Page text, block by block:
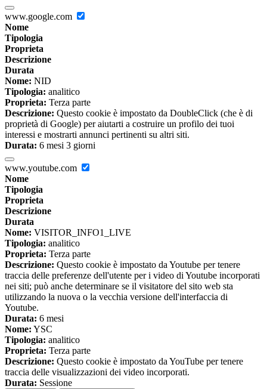
www.google.com
Nome
Tipologia
Proprieta
Descrizione
Durata
Nome: NID
Tipologia: analitico
Proprieta: Terza parte
Descrizione: Questo cookie è impostato da DoubleClick (che è di
proprietà di Google) per aiutarti a costruire un profilo dei tuoi
interessi e mostrarti annunci pertinenti su altri siti.
Durata: 6 mesi 3 giorni
www.youtube.com
Nome
Tipologia
Proprieta
Descrizione
Durata
Nome: VISITOR_INFO1_LIVE
Tipologia: analitico
Proprieta: Terza parte
Descrizione: Questo cookie è impostato da Youtube per tenere
traccia delle preferenze dell'utente per i video di Youtube incorporati
nei siti; può anche determinare se il visitatore del sito web sta
utilizzando la nuova o la vecchia versione dell'interfaccia di
Youtube.
Durata: 6 mesi
Nome: YSC
Tipologia: analitico
Proprieta: Terza parte
Descrizione: Questo cookie è impostato da YouTube per tenere
traccia delle visualizzazioni dei video incorporati.
Durata: Sessione